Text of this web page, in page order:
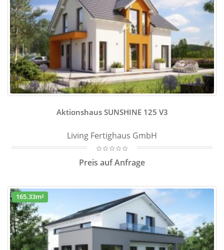
Aktionshaus SUNSHINE 125 V3
Living Fertighaus GmbH
Preis auf Anfrage
165.33m²